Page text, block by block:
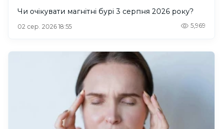
Чи очікувати магнітні бурі 3 серпня 2026 року?
02 сер. 2026 18:55 5,969